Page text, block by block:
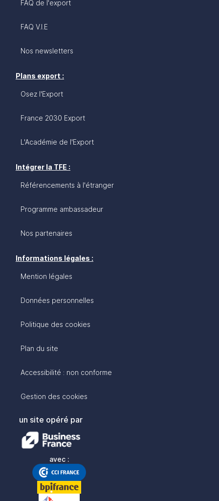
FAQ de l'export
FAQ V.I.E
Nos newsletters
Plans export :
Osez l'Export
France 2030 Export
L'Académie de l'Export
Intégrer la TFE :
Référencements à l'étranger
Programme ambassadeur
Nos partenaires
Informations légales :
Mention légales
Données personnelles
Politique des cookies
Plan du site
Accessibilité : non conforme
Gestion des cookies
un site opéré par
avec :